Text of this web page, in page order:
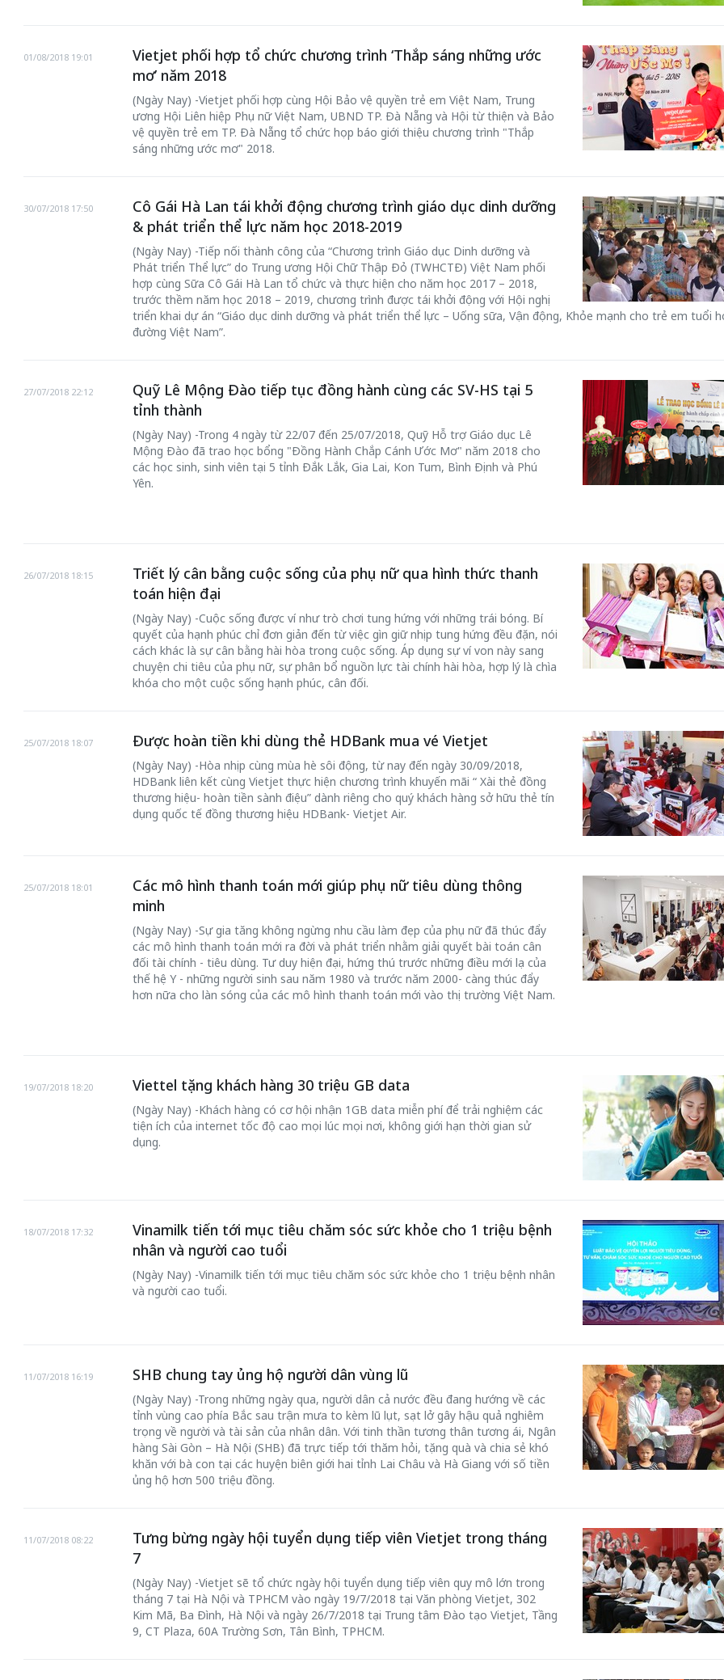
Vietjet phối hợp tổ chức chương trình ‘Thắp sáng những ước
mơ’ năm 2018
01/08/2018 19:01
(Ngày Nay) -Vietjet phối hợp cùng Hội Bảo vệ quyền trẻ em Việt Nam, Trung
ương Hội Liên hiệp Phụ nữ Việt Nam, UBND TP. Đà Nẵng và Hội từ thiện và Bảo
vệ quyền trẻ em TP. Đà Nẵng tổ chức họp báo giới thiệu chương trình "Thắp
sáng những ước mơ" 2018.
Cô Gái Hà Lan tái khởi động chương trình giáo dục dinh dưỡng
& phát triển thể lực năm học 2018-2019
30/07/2018 17:50
(Ngày Nay) -Tiếp nối thành công của “Chương trình Giáo dục Dinh dưỡng và
Phát triển Thể lực” do Trung ương Hội Chữ Thập Đỏ (TWHCTĐ) Việt Nam phối
hợp cùng Sữa Cô Gái Hà Lan tổ chức và thực hiện cho năm học 2017 – 2018,
trước thềm năm học 2018 – 2019, chương trình được tái khởi động với Hội nghị
triển khai dự án “Giáo dục dinh dưỡng và phát triển thể lực – Uống sữa, Vận động, Khỏe mạnh cho trẻ em tuổi
đường Việt Nam”.
Quỹ Lê Mộng Đào tiếp tục đồng hành cùng các SV-HS tại 5
tỉnh thành
27/07/2018 22:12
(Ngày Nay) -Trong 4 ngày từ 22/07 đến 25/07/2018, Quỹ Hỗ trợ Giáo dục Lê
Mộng Đào đã trao học bổng "Đồng Hành Chắp Cánh Ước Mơ" năm 2018 cho
các học sinh, sinh viên tại 5 tỉnh Đắk Lắk, Gia Lai, Kon Tum, Bình Định và Phú
Yên.
Triết lý cân bằng cuộc sống của phụ nữ qua hình thức thanh
toán hiện đại
26/07/2018 18:15
(Ngày Nay) -Cuộc sống được ví như trò chơi tung hứng với những trái bóng. Bí
quyết của hạnh phúc chỉ đơn giản đến từ việc gìn giữ nhịp tung hứng đều đặn, nói
cách khác là sự cân bằng hài hòa trong cuộc sống. Áp dụng sự ví von này sang
chuyện chi tiêu của phụ nữ, sự phân bổ nguồn lực tài chính hài hòa, hợp lý là chìa
khóa cho một cuộc sống hạnh phúc, cân đối.
Được hoàn tiền khi dùng thẻ HDBank mua vé Vietjet
25/07/2018 18:07
(Ngày Nay) -Hòa nhịp cùng mùa hè sôi động, từ nay đến ngày 30/09/2018,
HDBank liên kết cùng Vietjet thực hiện chương trình khuyến mãi “ Xài thẻ đồng
thương hiệu- hoàn tiền sành điệu” dành riêng cho quý khách hàng sở hữu thẻ tín
dụng quốc tế đồng thương hiệu HDBank- Vietjet Air.
Các mô hình thanh toán mới giúp phụ nữ tiêu dùng thông
minh
25/07/2018 18:01
(Ngày Nay) -Sự gia tăng không ngừng nhu cầu làm đẹp của phụ nữ đã thúc đẩy
các mô hình thanh toán mới ra đời và phát triển nhằm giải quyết bài toán cân
đối tài chính - tiêu dùng. Tư duy hiện đại, hứng thú trước những điều mới lạ của
thế hệ Y - những người sinh sau năm 1980 và trước năm 2000- càng thúc đẩy
hơn nữa cho làn sóng của các mô hình thanh toán mới vào thị trường Việt Nam.
Viettel tặng khách hàng 30 triệu GB data
19/07/2018 18:20
(Ngày Nay) -Khách hàng có cơ hội nhận 1GB data miễn phí để trải nghiệm các
tiện ích của internet tốc độ cao mọi lúc mọi nơi, không giới hạn thời gian sử
dụng.
Vinamilk tiến tới mục tiêu chăm sóc sức khỏe cho 1 triệu bệnh
nhân và người cao tuổi
18/07/2018 17:32
(Ngày Nay) -Vinamilk tiến tới mục tiêu chăm sóc sức khỏe cho 1 triệu bệnh nhân
và người cao tuổi.
SHB chung tay ủng hộ người dân vùng lũ
11/07/2018 16:19
(Ngày Nay) -Trong những ngày qua, người dân cả nước đều đang hướng về các
tỉnh vùng cao phía Bắc sau trận mưa to kèm lũ lụt, sạt lở gây hậu quả nghiêm
trọng về người và tài sản của nhân dân. Với tinh thần tương thân tương ái, Ngân
hàng Sài Gòn – Hà Nội (SHB) đã trực tiếp tới thăm hỏi, tặng quà và chia sẻ khó
khăn với bà con tại các huyện biên giới hai tỉnh Lai Châu và Hà Giang với số tiền
ủng hộ hơn 500 triệu đồng.
Tưng bừng ngày hội tuyển dụng tiếp viên Vietjet trong tháng
7
11/07/2018 08:22
(Ngày Nay) -Vietjet sẽ tổ chức ngày hội tuyển dụng tiếp viên quy mô lớn trong
tháng 7 tại Hà Nội và TPHCM vào ngày 19/7/2018 tại Văn phòng Vietjet, 302
Kim Mã, Ba Đình, Hà Nội và ngày 26/7/2018 tại Trung tâm Đào tạo Vietjet, Tầng
9, CT Plaza, 60A Trường Sơn, Tân Bình, TPHCM.